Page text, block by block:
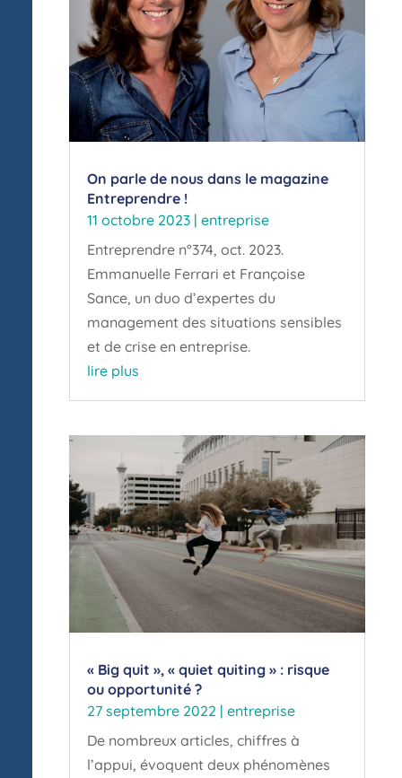
On parle de nous dans le magazine
Entreprendre !
11 octobre 2023 |entreprise
Entreprendre n°374, oct. 2023.
Emmanuelle Ferrari et Françoise
Sance, un duo d’expertes du
management des situations sensibles
et de crise en entreprise.
lire plus
« Big quit », « quiet quiting » : risque
ou opportunité ?
27 septembre 2022 |entreprise
De nombreux articles, chiffres à
l’appui, évoquent deux phénomènes